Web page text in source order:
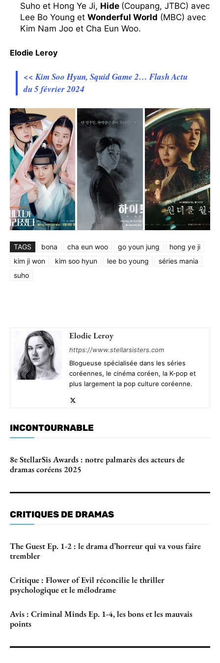
Suho et Hong Ye Ji, Hide (Coupang, JTBC) avec
Lee Bo Young et Wonderful World (MBC) avec
Kim Nam Joo et Cha Eun Woo.
Elodie Leroy
<< Kim Soo Hyun, Squid Game 2… Flash Actu
du 5 février 2024
TAGS bona cha eun woo go youn jung
hong ye ji
kim ji won
kim soo hyun lee bo young
séries mania
suho
Elodie Leroy
https://www.stellarsisters.com
Blogueuse spécialisée dans les séries
coréennes, le cinéma coréen, la K-pop et
plus largement la pop culture coréenne.
INCONTOURNABLE
8e StellarSis Awards : notre palmarès des acteurs de
dramas coréens 2025
CRITIQUES DE DRAMAS
The Guest Ep. 1-2 : le drama d’horreur qui va vous faire
trembler
Critique : Flower of Evil réconcilie le thriller
psychologique et le mélodrame
Avis : Criminal Minds Ep. 1-4, les bons et les mauvais
points